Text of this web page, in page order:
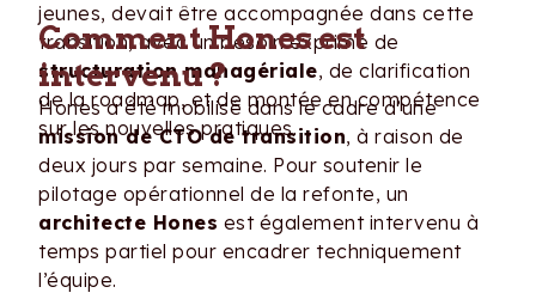
jeunes, devait être accompagnée dans cette
transition, avec un besoin exprimé de
structuration managériale, de clarification
de la roadmap, et de montée en compétence
sur les nouvelles pratiques.
Comment Hones est
intervenu ?
Hones a été mobilisé dans le cadre d’une
mission de CTO de transition, à raison de
deux jours par semaine. Pour soutenir le
pilotage opérationnel de la refonte, un
architecte Hones est également intervenu à
temps partiel pour encadrer techniquement
l’équipe.